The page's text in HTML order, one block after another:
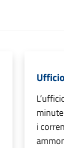
i